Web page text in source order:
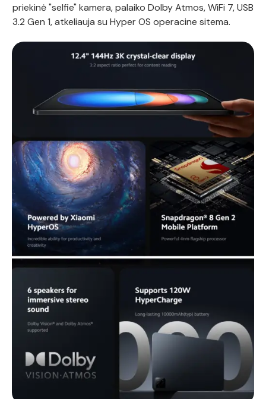
priekinė "selfie" kamera, palaiko Dolby Atmos, WiFi 7, USB
3.2 Gen 1, atkeliauja su Hyper OS operacine sitema.